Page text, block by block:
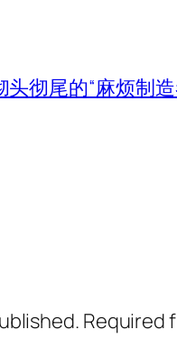
彻尾的“麻烦制造
Required